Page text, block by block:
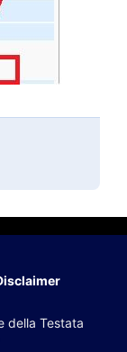
della Testata